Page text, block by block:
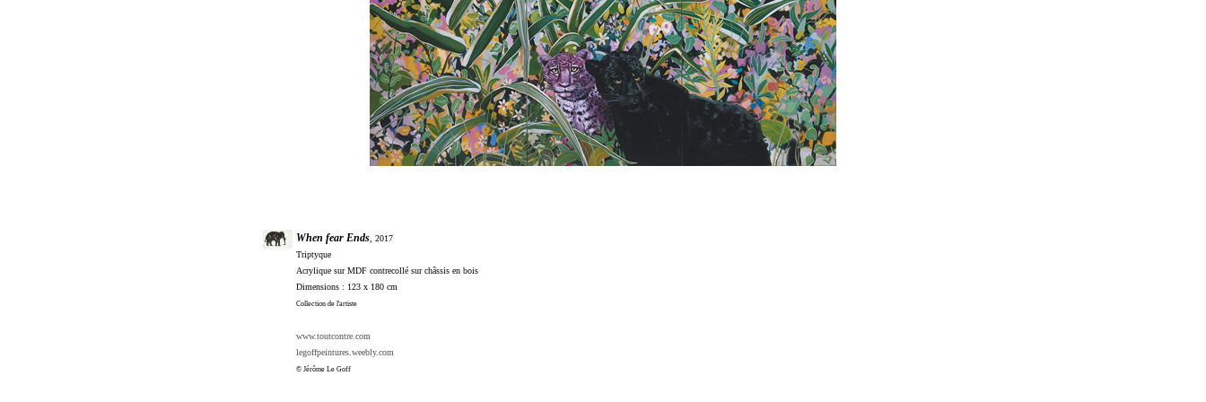
When fear Ends , 2017
Triptyque
Acrylique sur MDF contrecollé sur châssis en bois
Dimensions : 123 x 180 cm
Collection de l'artiste
www.toutcontre.com
legoffpeintures.weebly.com
© Jérôme Le Goff